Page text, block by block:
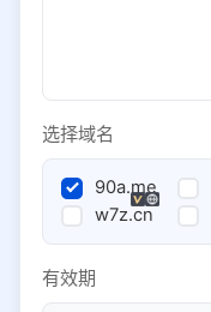
选择域名
90a.me
w7z.cn
有效期